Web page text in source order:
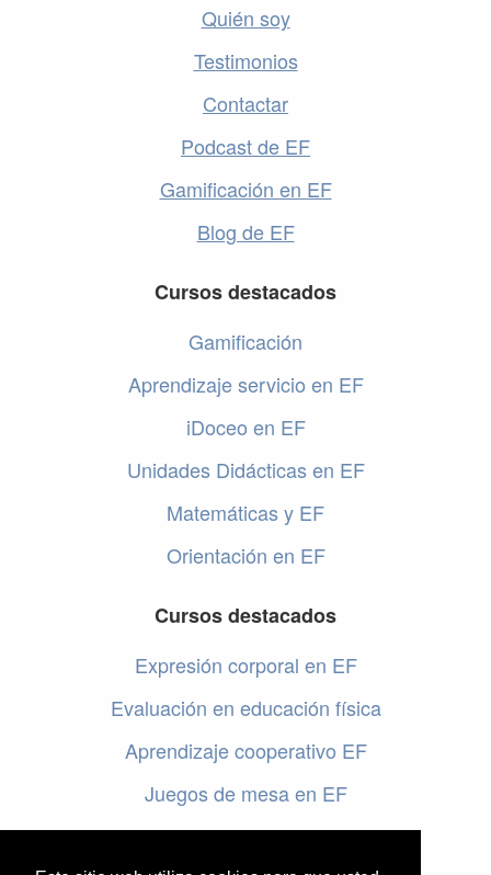
Quién soy
Testimonios
Contactar
Podcast de EF
Gamificación en EF
Blog de EF
Cursos destacados
Gamificación
Aprendizaje servicio en EF
iDoceo en EF
Unidades Didácticas en EF
Matemáticas y EF
Orientación en EF
Cursos destacados
Expresión corporal en EF
Evaluación en educación física
Aprendizaje cooperativo EF
Juegos de mesa en EF
Programar en EF